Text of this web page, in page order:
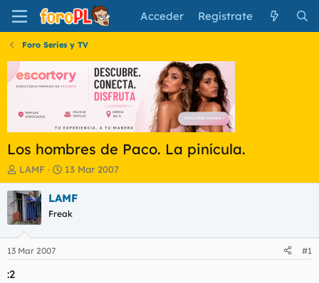
Acceder Regístrate
Foro Series y TV
Los hombres de Paco. La pinícula.
I
n
i
c
i
a
d
o
LAMF
F
e
c
a
i
13 Mar 2007
LAMF
Freak
13 Mar 2007 #1
:2